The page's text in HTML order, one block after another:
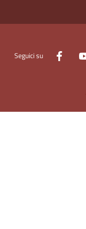
Seguici su